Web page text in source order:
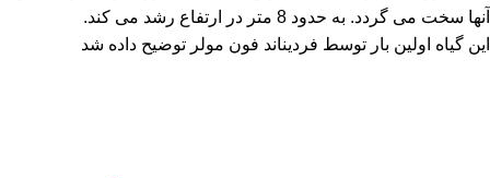
آنها سخت می گردد. به حدود 8 متر در ارتفاع رشد می کند.
این گیاه اولین بار توسط فردیناند فون مولر توضیح داده شد